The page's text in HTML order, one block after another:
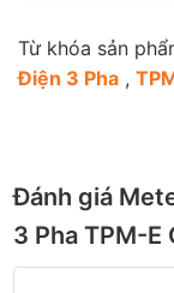
Từ khóa sản
Điện 3 Pha ,
Đánh giá
3 Pha TPM-E